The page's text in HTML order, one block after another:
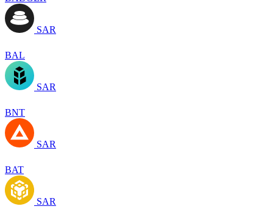
SAR
BAL
SAR
BNT
SAR
BAT
SAR